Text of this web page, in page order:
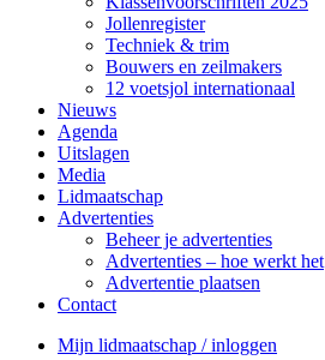
Jollenregister
Techniek & trim
Bouwers en zeilmakers
12 voetsjol internationaal
Nieuws
Agenda
Uitslagen
Media
Lidmaatschap
Advertenties
Beheer je advertenties
Advertenties – hoe werkt het
Advertentie plaatsen
Contact
Mijn lidmaatschap / inloggen